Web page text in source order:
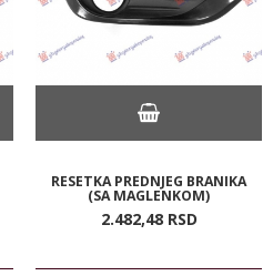
RESETKA PREDNJEG BRANIKA
(SA MAGLENKOM)
2.482,48 RSD